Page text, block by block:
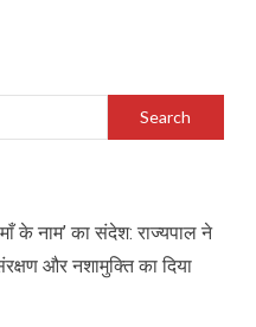
के नाम’ का संदेश: राज्यपाल ने
और नशामुक्ति का दिया